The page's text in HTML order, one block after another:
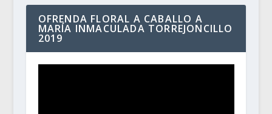
OFRENDA FLORAL A CABALLO A
MARÍA INMACULADA TORREJONCILLO
2019